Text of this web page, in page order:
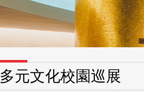
多元文化校園巡展